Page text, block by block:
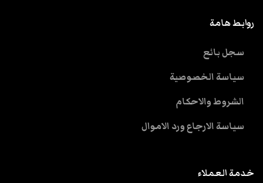
روابط هامة
سجل بائع
سياسة الخصوصية
الشروط والاحكام
سياسة الارجاع ورد الاموال
خدمة العملاء